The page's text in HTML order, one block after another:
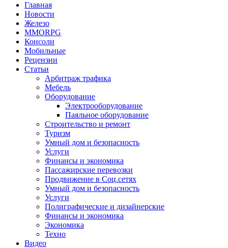
Главная
Новости
Железо
MMORPG
Консоли
Мобильные
Рецензии
Статьи
Арбитраж трафика
Мебель
Оборудование
Электрооборудование
Паяльное оборудование
Строительство и ремонт
Туризм
Умный дом и безопасность
Услуги
Финансы и экономика
Пассажирские перевозки
Продвижение в Соц.сетях
Умный дом и безопасность
Услуги
Полиграфические и дизайнерские
Финансы и экономика
Экономика
Техно
Видео